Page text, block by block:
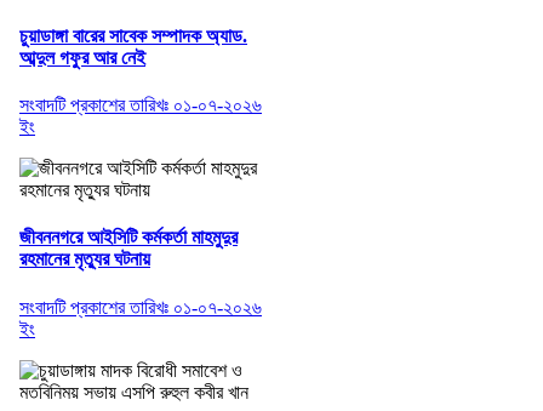
চুয়াডাঙ্গা বারের সাবেক সম্পাদক অ্যাড.
আব্দুল গফুর আর নেই
সংবাদটি প্রকাশের তারিখঃ ০১-০৭-২০২৬
ইং
জীবননগরে আইসিটি কর্মকর্তা মাহমুদুর
রহমানের মৃত্যুর ঘটনায়
সংবাদটি প্রকাশের তারিখঃ ০১-০৭-২০২৬
ইং